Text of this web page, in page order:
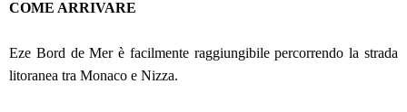
COME ARRIVARE
Eze Bord de Mer è facilmente raggiungibile percorrendo la strada
litoranea tra Monaco e Nizza.